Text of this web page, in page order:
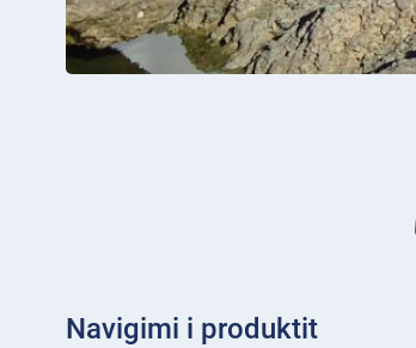
Navigimi i produktit